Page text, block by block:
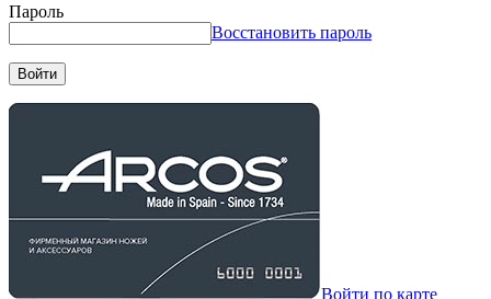
Пароль
Восстановить пароль
Войти
Войти по карте